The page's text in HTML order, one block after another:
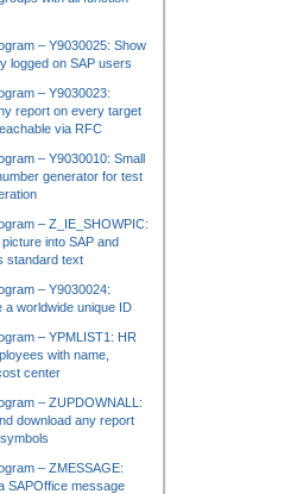
– Y9030025: Show
logged on SAP users
– Y9030023:
report on every target
via RFC
– Y9030010: Small
generator for test
– Z_IE_SHOWPIC:
into SAP and
standard text
– Y9030024:
a worldwide unique ID
– YPMLIST1: HR
with name,
center
– ZUPDOWNALL:
download any report
– ZMESSAGE:
SAPOffice message